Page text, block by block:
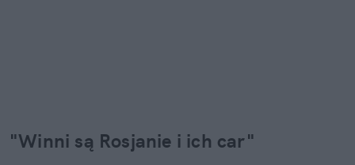
"Winni są Rosjanie i ich car"